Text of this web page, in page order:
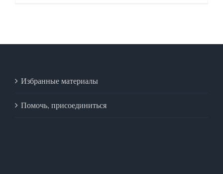
Избранные материалы
Помочь, присоединиться